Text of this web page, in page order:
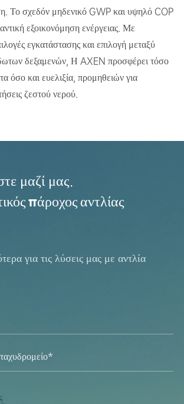
Το σχεδόν μηδενικό GWP και υψηλό COP
εξοικονόμηση ενέργειας. Με
εγκατάστασης και επιλογή μεταξύ
δεξαμενών, Η AXEN προσφέρει τόσο
όσο και ευελιξία, προμηθειών για
ζεστού νερού.
μαζί μας.
πάροχος αντλίας
για τις λύσεις μας με αντλία